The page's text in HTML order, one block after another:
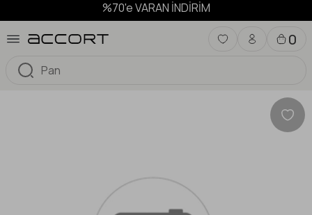
%70'e VARAN İNDİRİM
0